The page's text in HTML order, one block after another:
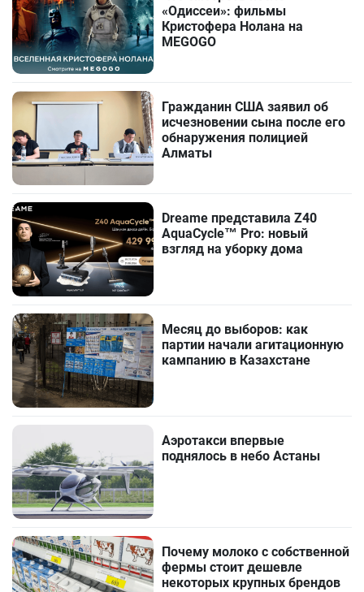
«Одиссеи»: фильмы
Кристофера Нолана на
MEGOGO
Гражданин США заявил об
исчезновении сына после его
обнаружения полицией
Алматы
Dreame представила Z40
AquaCycle™ Pro: новый
взгляд на уборку дома
Месяц до выборов: как
партии начали агитационную
кампанию в Казахстане
Аэротакси впервые
поднялось в небо Астаны
Почему молоко с собственной
фермы стоит дешевле
некоторых крупных брендов